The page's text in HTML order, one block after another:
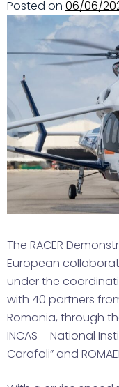
Posted on 06/06/
The RACER
European
under the
with 40 partners
Romania, through
INCAS – National
Carafoli” and